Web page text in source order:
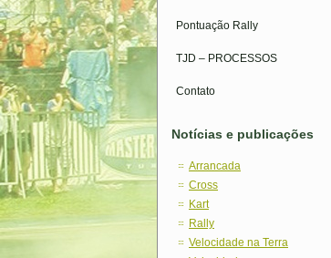
Pontuação Rally
TJD – PROCESSOS
Contato
Notícias e publicações
Arrancada
Cross
Kart
Rally
Velocidade na Terra